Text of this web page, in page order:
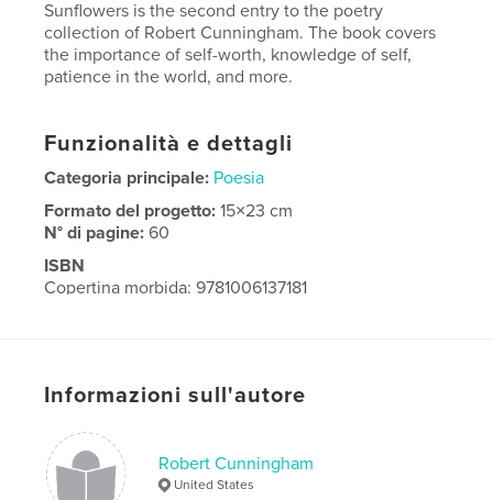
Sunflowers is the second entry to the poetry
collection of Robert Cunningham. The book covers
the importance of self-worth, knowledge of self,
patience in the world, and more.
Funzionalità e dettagli
Categoria principale: Poesia
Formato del progetto:15×23 cm
N° di pagine:60
ISBN
Copertina morbida: 9781006137181
Informazioni sull'autore
Robert Cunningham
United States